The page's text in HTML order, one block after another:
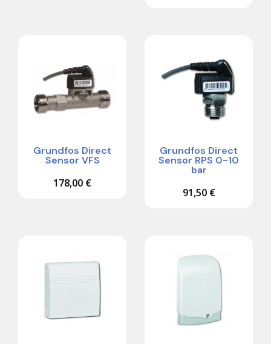
Grundfos Direct
Sensor VFS
178,00 €
Grundfos Direct
Sensor RPS 0-10
bar
91,50 €